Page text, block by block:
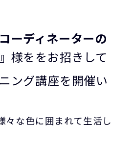
ーディネーターの
様ををお招きして
ング講座を開催い
々な色に囲まれて生活し